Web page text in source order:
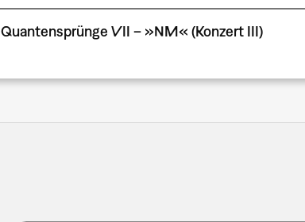
Quantensprünge VII – »NM« (Konzert III)